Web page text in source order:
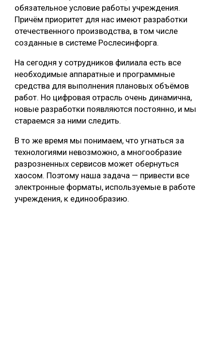
обязательное условие работы учреждения.
Причём приоритет для нас имеют разработки
отечественного производства, в том числе
созданные в системе Рослесинфорга.
На сегодня у сотрудников филиала есть все
необходимые аппаратные и программные
средства для выполнения плановых объёмов
работ. Но цифровая отрасль очень динамична,
новые разработки появляются постоянно, и мы
стараемся за ними следить.
В то же время мы понимаем, что угнаться за
технологиями невозможно, а многообразие
разрозненных сервисов может обернуться
хаосом. Поэтому наша задача — привести все
электронные форматы, используемые в работе
учреждения, к единообразию.